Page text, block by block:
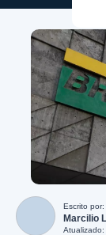
Escrito por:
Marcilio